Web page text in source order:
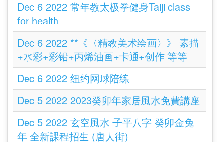
Dec 6 2022 常年教太极拳健身Taiji class
for health
Dec 6 2022 **《〈精教美术绘画〉》 素描
+水彩+彩铅+丙烯油画+卡通+创作 等等
Dec 6 2022 纽约网球陪练
Dec 5 2022 2023癸卯年家居風水免費講座
Dec 5 2022 玄空風水 子平八字 癸卯金兔
年 全新課程招生 (唐人街)